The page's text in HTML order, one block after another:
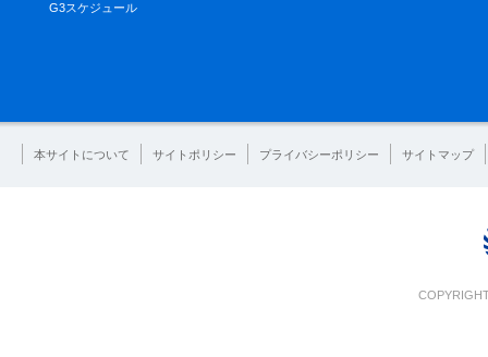
G3スケジュール
本サイトについて サイトポリシー プライバシーポリシー サイトマップ